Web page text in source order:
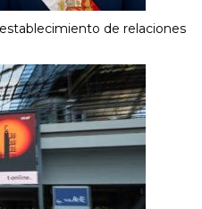
de relaciones